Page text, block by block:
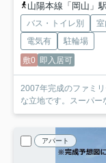
山陽本線「岡山」
バス・トイレ別
電気有
駐輪場
敷0 即入居可
2007年完成のファミ
な立地です。スーパ
アパート